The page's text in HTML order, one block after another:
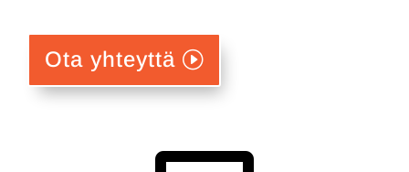
Ota yhteyttä